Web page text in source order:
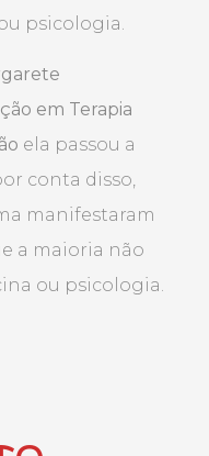
psicologia.
em Terapia
ela passou a
conta disso,
manifestaram
a maioria não
ou psicologia.